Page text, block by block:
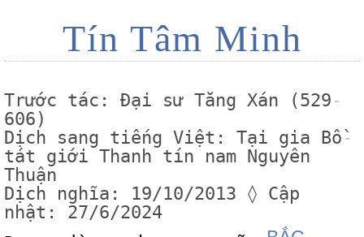
Tín Tâm Minh
Trước tác: Đại sư Tăng Xán (529 -
606)
Dịch sang tiếng Việt: Tại gia Bồ -
tát giới Thanh tín nam Nguyên
Thuận
Dịch nghĩa: 19/10/2013 ◊ Cập
nhật: 27/6/2024